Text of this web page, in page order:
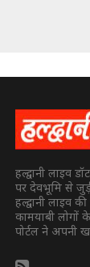
हल्द्वानी लाइव
पर देवभूमि से
हल्द्वानी लाइव
कामयाबी लोगों
पोर्टल ने अपनी